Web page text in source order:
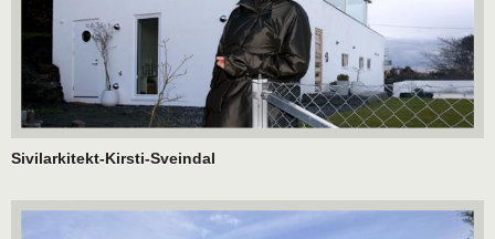
Sivilarkitekt-Kirsti-Sveindal